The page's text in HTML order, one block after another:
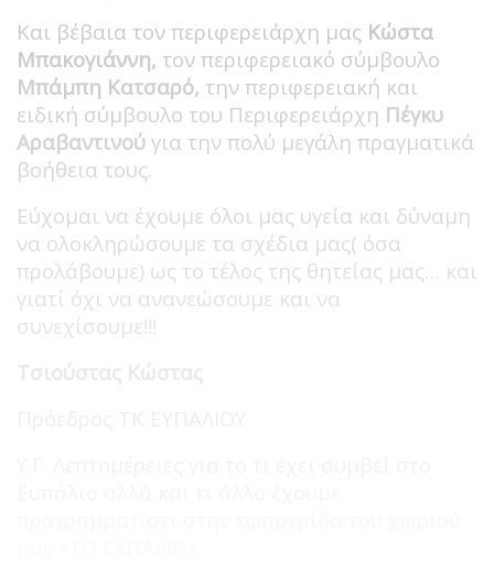
Και βέβαια τον περιφερειάρχη μας Κώστα
Μπακογιάννη, τον περιφερειακό σύμβουλο
Μπάμπη Κατσαρό, την περιφερειακή και
ειδική σύμβουλο του Περιφερειάρχη Πέγκυ
Αραβαντινού για την πολύ μεγάλη πραγματικά
βοήθεια τους.
Εύχομαι να έχουμε όλοι μας υγεία και δύναμη
να ολοκληρώσουμε τα σχέδια μας( όσα
προλάβουμε) ως το τέλος της θητείας μας… και
γιατί όχι να ανανεώσουμε και να
συνεχίσουμε!!!